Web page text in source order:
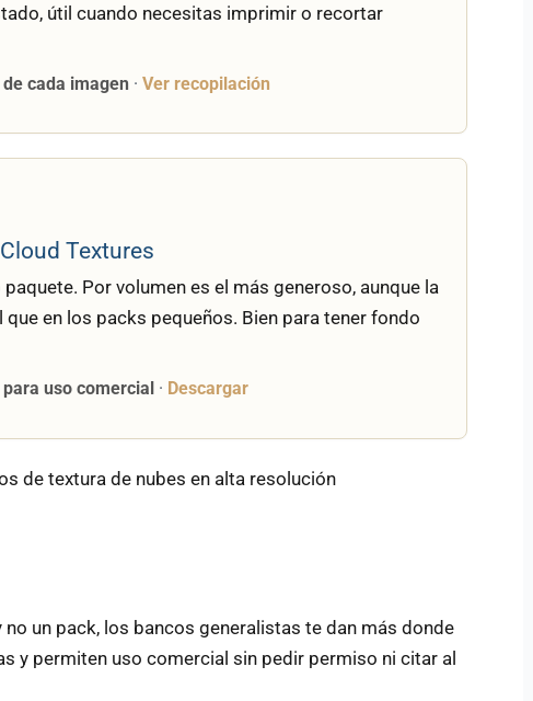
útil cuando necesitas imprimir o recortar
cada imagen · Ver recopilación
Textures
Por volumen es el más generoso, aunque la
en los packs pequeños. Bien para tener fondo
uso comercial· Descargar
un pack, los bancos generalistas te dan más donde
y permiten uso comercial sin pedir permiso ni citar al